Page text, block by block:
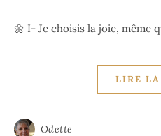
🌼 I- Je choisis la joie,
LIRE
Odette